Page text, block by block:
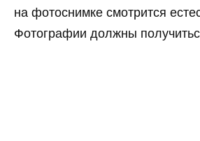
на фотоснимке смотрится
Фотографии должны